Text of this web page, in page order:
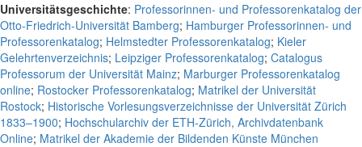
Universitätsgeschichte: Professorinnen- und Professorenkatalog der
Otto-Friedrich-Universität Bamberg; Hamburger Professorinnen- und
Professorenkatalog; Helmstedter Professorenkatalog; Kieler
Gelehrtenverzeichnis; Leipziger Professorenkatalog; Catalogus
Professorum der Universität Mainz; Marburger Professorenkatalog
online; Rostocker Professorenkatalog; Matrikel der Universität
Rostock; Historische Vorlesungsverzeichnisse der Universität Zürich
1833–1900; Hochschularchiv der ETH-Zürich, Archivdatenbank
Online; Matrikel der Akademie der Bildenden Künste München